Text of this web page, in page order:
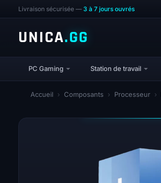
Livraison sécurisée — 3 à 7 jours ouvrés
UNICA.GG
PC Gaming Station de travail
Accueil › Composants › Processeur ›